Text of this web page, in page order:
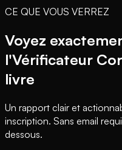
CE QUE VOUS VERREZ
Voyez
l'Vérificateur
livre
Un rapport clair et
inscription. Sans email
dessous.